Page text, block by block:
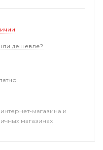
дешевле?
магазина и
магазинах